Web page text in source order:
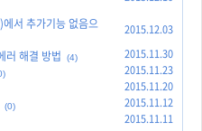
서 추가기능 없음으
2015.12.03
해결 방법 (4) 2015.11.30
2015.11.23
2015.11.20
(0) 2015.11.12
2015.11.11